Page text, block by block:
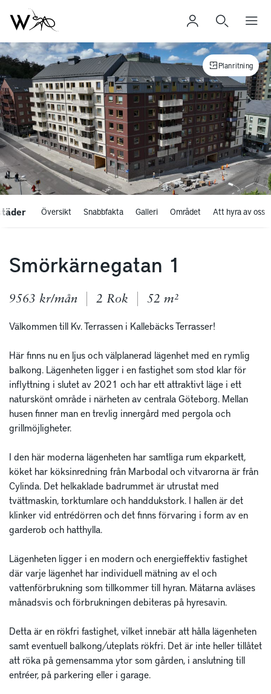
Planritning
Översikt Snabbfakta Galleri Området Att hyra av oss
Smörkärnegatan 1
9563 kr/mån 2 Rok 52 m²
Välkommen till Kv. Terrassen i Kallebäcks Terrasser!
Här finns nu en ljus och välplanerad lägenhet med en rymlig
balkong. Lägenheten ligger i en fastighet som stod klar för
inflyttning i slutet av 2021 och har ett attraktivt läge i ett
naturskönt område i närheten av centrala Göteborg. Mellan
husen finner man en trevlig innergård med pergola och
grillmöjligheter.
I den här moderna lägenheten har samtliga rum ekparkett,
köket har köksinredning från Marbodal och vitvarorna är från
Cylinda. Det helkaklade badrummet är utrustat med
tvättmaskin, torktumlare och handdukstork. I hallen är det
klinker vid entrédörren och det finns förvaring i form av en
garderob och hatthylla.
Lägenheten ligger i en modern och energieffektiv fastighet
där varje lägenhet har individuell mätning av el och
vattenförbrukning som tillkommer till hyran. Mätarna avläses
månadsvis och förbrukningen debiteras på hyresavin.
Detta är en rökfri fastighet, vilket innebär att hålla lägenheten
samt eventuell balkong/uteplats rökfri. Det är inte heller tillåtet
att röka på gemensamma ytor som gården, i anslutning till
entréer, på parkering eller i garage.